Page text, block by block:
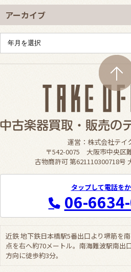
アーカイブ
運営：株式会社テイ
〒542-0075 大阪市中央区
古物商許可 第621110300718号
タップして電話を
06-
近鉄 地下鉄日本橋駅5番出口より堺筋を
点を右へ約70メートル。南海難波駅南出
方向に徒歩約3分。